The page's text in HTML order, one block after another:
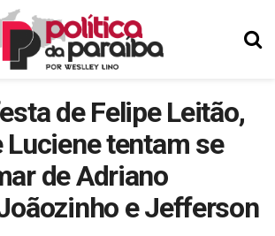
de Felipe Leitão,
Luciene tentam se
de Adriano
e Jefferson